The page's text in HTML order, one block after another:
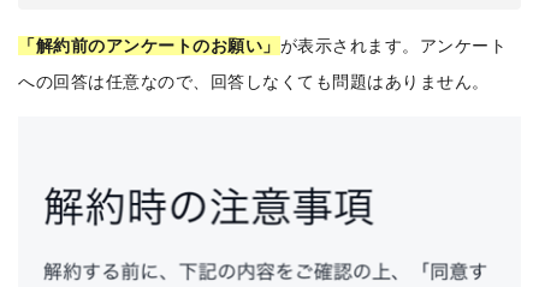
「解約前のアンケートのお願い」 が表示されます。アンケート
への回答は任意なので、回答しなくても問題はありません。